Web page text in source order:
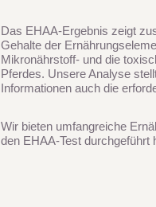
Das EHAA-Ergebnis zeigt
Gehalte der
Mikronährstoff- und die
Pferdes. Unsere Analyse
Informationen auch die
Wir bieten umfangreiche
den EHAA-Test durchgeführt